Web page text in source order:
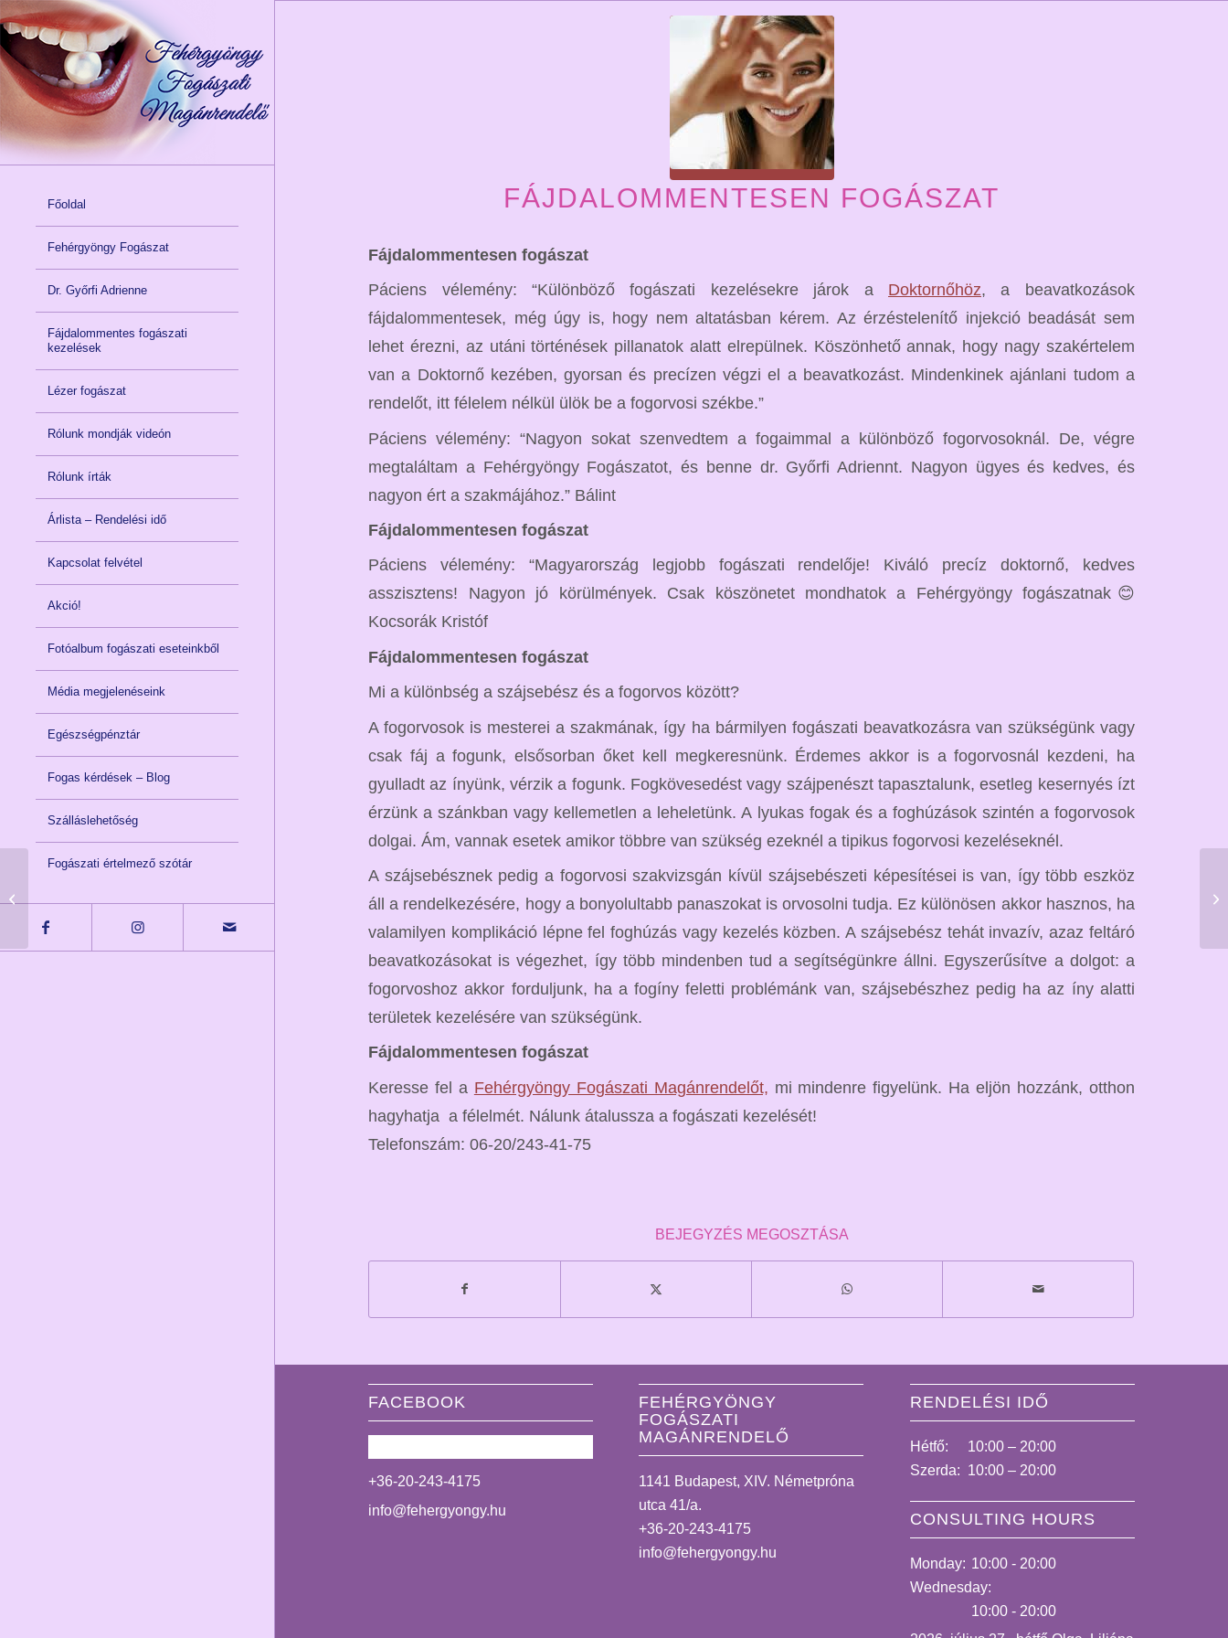
Főoldal
Fehérgyöngy Fogászat
Dr. Győrfi Adrienne
Fájdalommentes fogászati
kezelések
Lézer fogászat
Rólunk mondják videón
Rólunk írták
Árlista – Rendelési idő
Kapcsolat felvétel
Akció!
Fotóalbum fogászati eseteinkből
Média megjelenéseink
Egészségpénztár
Fogas kérdések – Blog
Szálláslehetőség
Fogászati értelmező szótár
FÁJDALOMMENTESEN FOGÁSZAT
Fájdalommentesen fogászat
Páciens vélemény: “Különböző fogászati kezelésekre járok a Doktornőhöz, a beavatkozások
fájdalommentesek, még úgy is, hogy nem altatásban kérem. Az érzéstelenítő injekció beadását sem
lehet érezni, az utáni történések pillanatok alatt elrepülnek. Köszönhető annak, hogy nagy szakértelem
van a Doktornő kezében, gyorsan és precízen végzi el a beavatkozást. Mindenkinek ajánlani tudom a
rendelőt, itt félelem nélkül ülök be a fogorvosi székbe.”
Páciens vélemény: “Nagyon sokat szenvedtem a fogaimmal a különböző fogorvosoknál. De, végre
megtaláltam a Fehérgyöngy Fogászatot, és benne dr. Győrfi Adriennt. Nagyon ügyes és kedves, és
nagyon ért a szakmájához.” Bálint
Fájdalommentesen fogászat
Páciens vélemény: “Magyarország legjobb fogászati rendelője! Kiváló precíz doktornő, kedves
asszisztens! Nagyon jó körülmények. Csak köszönetet mondhatok a Fehérgyöngy fogászatnak😊
Kocsorák Kristóf
Fájdalommentesen fogászat
Mi a különbség a szájsebész és a fogorvos között?
A fogorvosok is mesterei a szakmának, így ha bármilyen fogászati beavatkozásra van szükségünk vagy
csak fáj a fogunk, elsősorban őket kell megkeresnünk. Érdemes akkor is a fogorvosnál kezdeni, ha
gyulladt az ínyünk, vérzik a fogunk. Fogkövesedést vagy szájpenészt tapasztalunk, esetleg kesernyés ízt
érzünk a szánkban vagy kellemetlen a leheletünk. A lyukas fogak és a foghúzások szintén a fogorvosok
dolgai. Ám, vannak esetek amikor többre van szükség ezeknél a tipikus fogorvosi kezeléseknél.
A szájsebésznek pedig a fogorvosi szakvizsgán kívül szájsebészeti képesítései is van, így több eszköz
áll a rendelkezésére, hogy a bonyolultabb panaszokat is orvosolni tudja. Ez különösen akkor hasznos, ha
valamilyen komplikáció lépne fel foghúzás vagy kezelés közben. A szájsebész tehát invazív, azaz feltáró
beavatkozásokat is végezhet, így több mindenben tud a segítségünkre állni. Egyszerűsítve a dolgot: a
fogorvoshoz akkor forduljunk, ha a fogíny feletti problémánk van, szájsebészhez pedig ha az íny alatti
területek kezelésére van szükségünk.
Fájdalommentesen fogászat
Keresse fel a Fehérgyöngy Fogászati Magánrendelőt, mi mindenre figyelünk. Ha eljön hozzánk, otthon
hagyhatja a félelmét. Nálunk átalussza a fogászati kezelését!
Telefonszám: 06-20/243-41-75
BEJEGYZÉS MEGOSZTÁSA
FACEBOOK
+36-20-243-4175
info@fehergyongy.hu
FEHÉRGYÖNGY
FOGÁSZATI
MAGÁNRENDELŐ
1141 Budapest, XIV. Németpróna
utca 41/a.
+36-20-243-4175
info@fehergyongy.hu
RENDELÉSI IDŐ
Hétfő:
10:00 – 20:00
Szerda: 10:00 – 20:00
CONSULTING HOURS
Monday: 10:00 - 20:00
Wednesday:
10:00 - 20:00
fájdalommentesen